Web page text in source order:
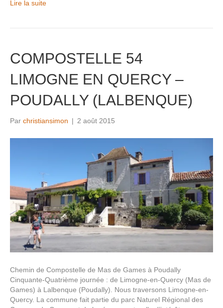
Lire la suite
COMPOSTELLE 54
LIMOGNE EN QUERCY –
POUDALLY (LALBENQUE)
Par christiansimon | 2 août 2015
Chemin de Compostelle de Mas de Games à Poudally
Cinquante-Quatrième journée : de Limogne-en-Quercy (Mas de
Games) à Lalbenque (Poudally). Nous traversons Limogne-en-
Quercy. La commune fait partie du parc Naturel Régional des